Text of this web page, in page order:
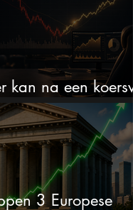
kan na een
veranderen
3 Europese